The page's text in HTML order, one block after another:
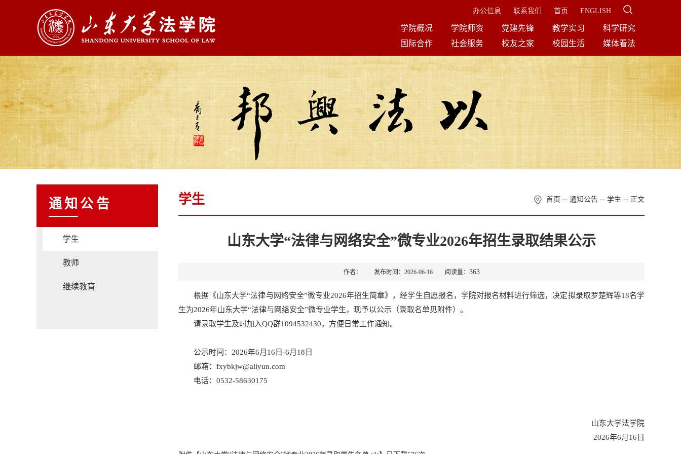
办公信息 联系我们 首页 ENGLISH
学院概况 学院师资 党建先锋 教学实习
科学研究
国际合作
社会服务 校友之家 校园生活 媒体看法
通知公告
学生
教师
继续教育
学生 首页 -- 通知公告 -- 学生 -- 正文
山东大学“法律与网络安全”微专业2026年招生录取结果公示
作者： 发布时间：2026-06-16 阅读量： 363
根据《山东大学“法律与网络安全”微专业2026年招生简章》，经学生自愿报名，学院对报名材料进行筛选，决定拟录取罗楚辉等18名学
生为2026年山东大学“法律与网络安全”微专业学生，现予以公示（录取名单见附件）。
请录取学生及时加入QQ群1094532430，方便日常工作通知。
公示时间：2026年6月16日-6月18日
邮箱： fxybkjw@aliyun.com
电话：0532-58630175
山东大学法学院
2026年6月16日